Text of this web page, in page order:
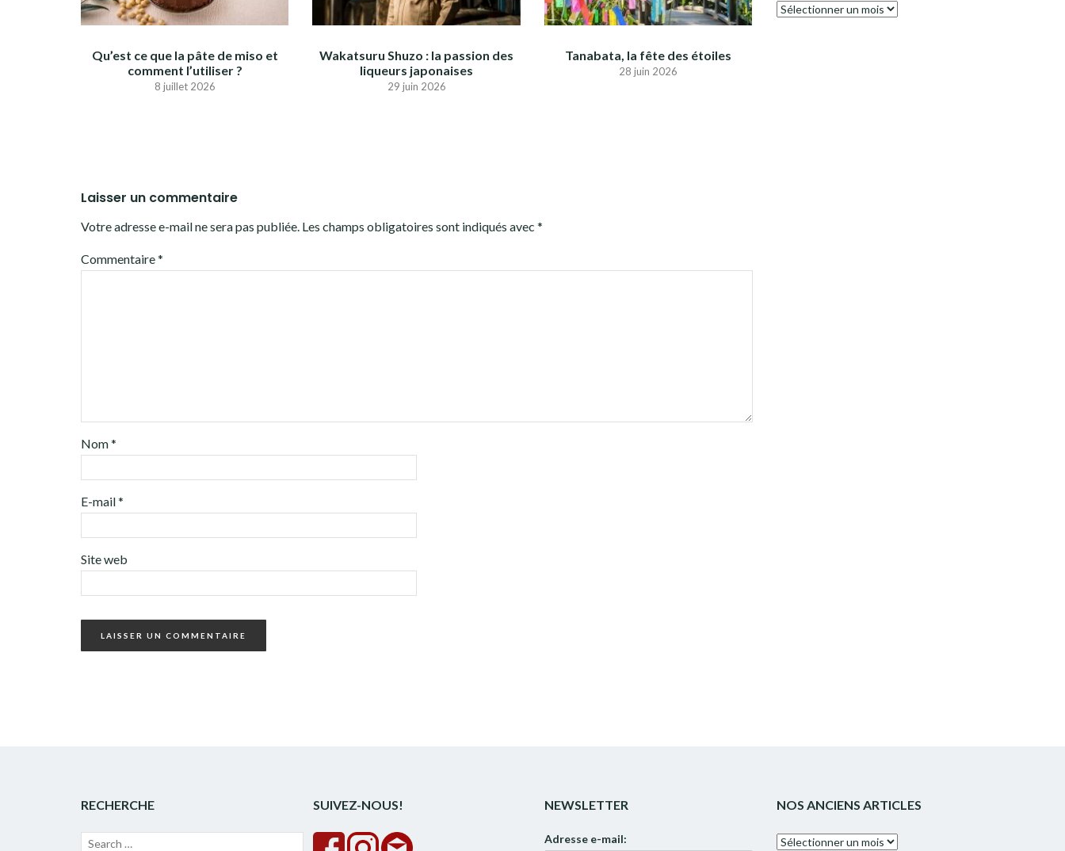
Qu’est ce que la pâte de miso et
comment l’utiliser ?
8 juillet 2026
Wakatsuru Shuzo : la passion des
liqueurs japonaises
29 juin 2026
Tanabata, la fête des étoiles
28 juin 2026
Laisser un commentaire
Votre adresse e-mail ne sera pas publiée. Les champs obligatoires sont indiqués avec *
Commentaire*
Nom*
E-mail*
Site web
Nos
RECHERCHE
Recherche
SUIVEZ-NOUS! NEWSLETTER
Adresse e-mail:
NOS ANCIENS ARTICLES
Nos